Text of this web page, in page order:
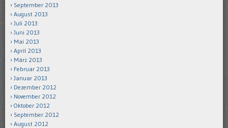
September 2013
August 2013
Juli 2013
Juni 2013
Mai 2013
April 2013
März 2013
Februar 2013
Januar 2013
Dezember 2012
November 2012
Oktober 2012
September 2012
August 2012